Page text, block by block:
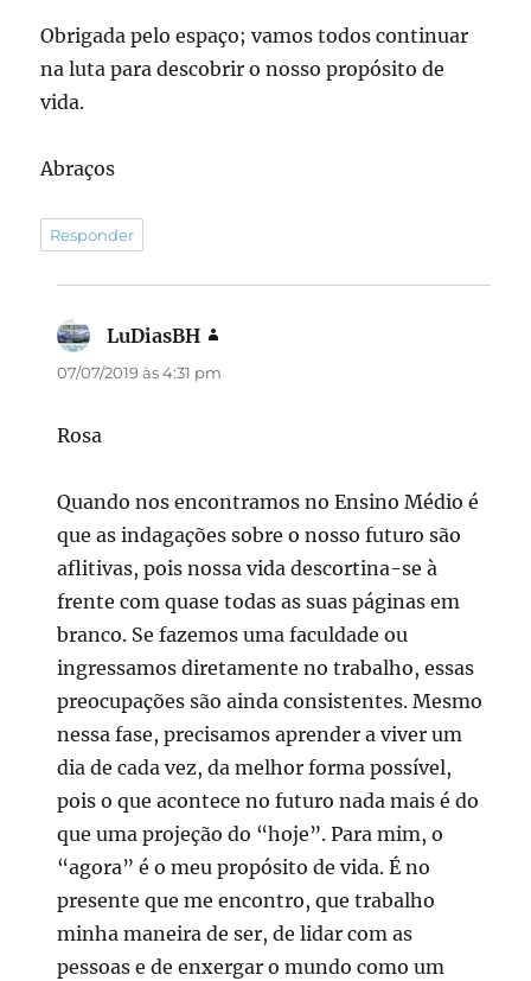
Obrigada pelo espaço; vamos todos continuar
na luta para descobrir o nosso propósito de
vida.
Abraços
Responder
LuDiasBH
07/07/2019 às 4:31 pm
Rosa
Quando nos encontramos no Ensino Médio é
que as indagações sobre o nosso futuro são
aflitivas, pois nossa vida descortina-se à
frente com quase todas as suas páginas em
branco. Se fazemos uma faculdade ou
ingressamos diretamente no trabalho, essas
preocupações são ainda consistentes. Mesmo
nessa fase, precisamos aprender a viver um
dia de cada vez, da melhor forma possível,
pois o que acontece no futuro nada mais é do
que uma projeção do “hoje”. Para mim, o
“agora” é o meu propósito de vida. É no
presente que me encontro, que trabalho
minha maneira de ser, de lidar com as
pessoas e de enxergar o mundo como um